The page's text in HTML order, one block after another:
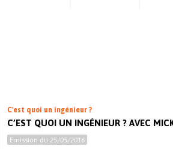
C'est quoi un ingénieur ?
C’EST QUOI UN INGÉNIEUR ? AVEC
Emission du25/05/2016